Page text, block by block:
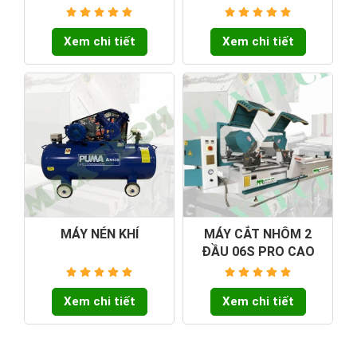
Xem chi tiết Xem chi tiết
MÁY NÉN KHÍ
Xem chi tiết
MÁY CẮT NHÔM 2
ĐẦU 06S PRO CAO
CẤP
Xem chi tiết